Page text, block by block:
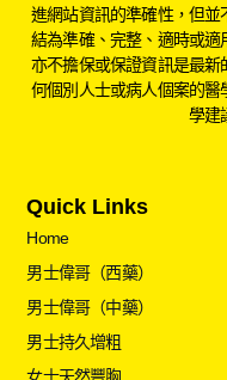
進網站資訊的準確性，但
結為準確、完整、適時或適
亦不擔保或保證資訊是最
何個別人士或病人個案的
學建
Quick Links
Home
男士偉哥（西藥）
男士偉哥（中藥）
男士持久增粗